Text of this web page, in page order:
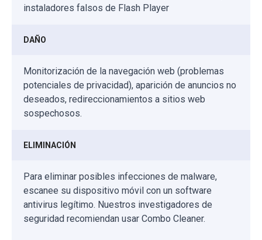
instaladores falsos de Flash Player
DAÑO
Monitorización de la navegación web (problemas
potenciales de privacidad), aparición de anuncios no
deseados, redireccionamientos a sitios web
sospechosos.
ELIMINACIÓN
Para eliminar posibles infecciones de malware,
escanee su dispositivo móvil con un software
antivirus legítimo. Nuestros investigadores de
seguridad recomiendan usar Combo Cleaner.